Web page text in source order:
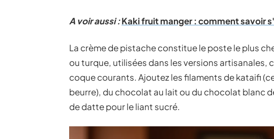
A voir aussi :Kaki fruit manger : comment savoir
La crème de pistache constitue le poste le plus
ou turque, utilisées dans les versions
coque courants. Ajoutez les filaments de kataifi
beurre), du chocolat au lait ou du chocolat blanc
de datte pour le liant sucré.